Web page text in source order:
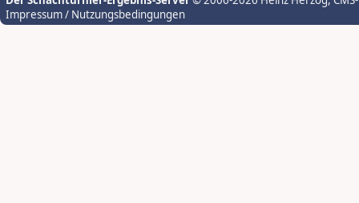
Impressum / Nutzungsbedingungen